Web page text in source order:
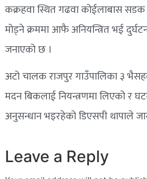
कक्रहवा स्थित गढवा कोईलाबास
मोड्‌ने क्रममा आफै अनियन्त्रित भई
जनाएको छ ।
अटो चालक राजपुर गाउँपालिका ३
मदन बिकलाई नियन्त्रणमा लिएको र
अनुसन्धान भइरहेको डिएसपी थापाले
Leave a Reply